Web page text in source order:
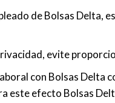
de Bolsas Delta,
evite
con Bolsas
este efecto Bolsas